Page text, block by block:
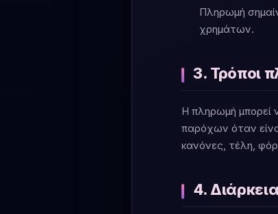
Πληρωμή
χρημάτων.
3. Τρόποι
Η πληρωμή μπορεί
παρόχων όταν
κανόνες, τέλη,
4.